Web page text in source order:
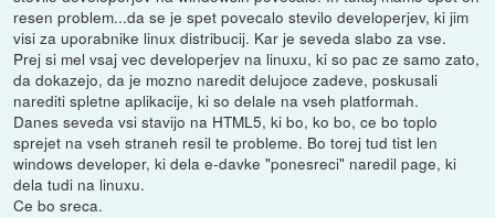
resen problem...da se je spet povecalo stevilo developerjev, ki jim
visi za uporabnike linux distribucij. Kar je seveda slabo za vse.
Prej si mel vsaj vec developerjev na linuxu, ki so pac ze samo zato,
da dokazejo, da je mozno naredit delujoce zadeve, poskusali
narediti spletne aplikacije, ki so delale na vseh platformah.
Danes seveda vsi stavijo na HTML5, ki bo, ko bo, ce bo toplo
sprejet na vseh straneh resil te probleme. Bo torej tud tist len
windows developer, ki dela e-davke "ponesreci" naredil page, ki
dela tudi na linuxu.
Ce bo sreca.